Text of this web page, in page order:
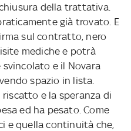
della trattativa.
già trovato. E
sul contratto, nero
mediche e potrà
svincolato e il Novara
spazio in lista.
e la speranza di
ed ha pesato. Come
e quella continuità che,